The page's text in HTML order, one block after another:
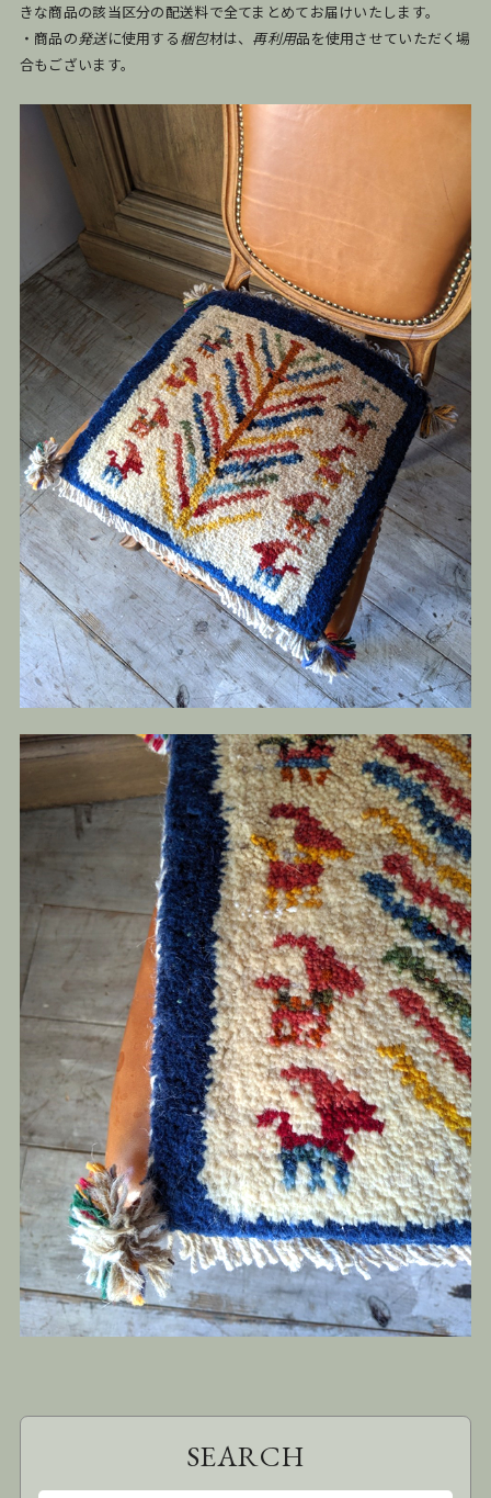
きな商品の該当区分の配送料で全てまとめてお届けいたします。
・商品の発送に使用する梱包材は、 再利用品を使用させていただく場
合もございます。
SEARCH